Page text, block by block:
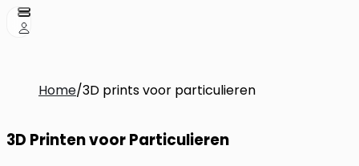
Home/3D prints voor particulieren
3D Printen voor Particulieren